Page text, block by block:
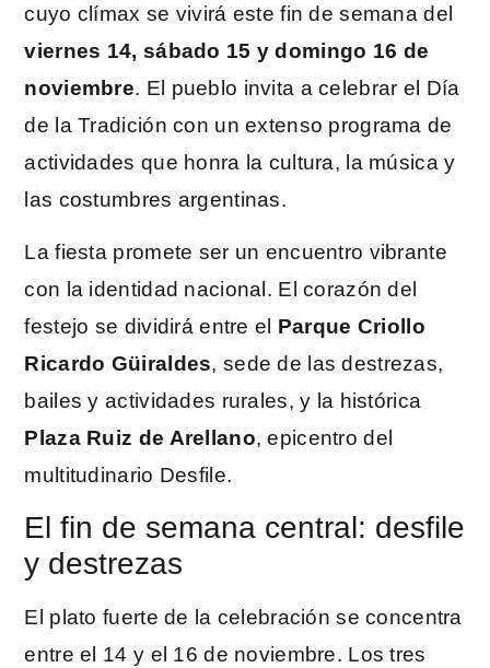
cuyo clímax se vivirá este fin de semana del
viernes 14, sábado 15 y domingo 16 de
noviembre. El pueblo invita a celebrar el Día
de la Tradición con un extenso programa de
actividades que honra la cultura, la música y
las costumbres argentinas.
La fiesta promete ser un encuentro vibrante
con la identidad nacional. El corazón del
festejo se dividirá entre el Parque Criollo
Ricardo Güiraldes, sede de las destrezas,
bailes y actividades rurales, y la histórica
Plaza Ruiz de Arellano, epicentro del
multitudinario Desfile.
El fin de semana central: desfile
y destrezas
El plato fuerte de la celebración se concentra
entre el 14 y el 16 de noviembre. Los tres